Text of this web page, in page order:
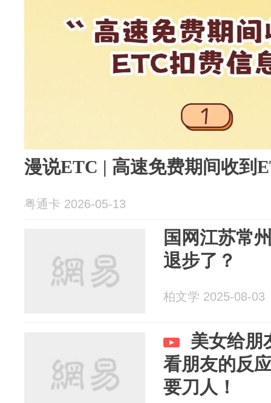
漫说ETC | 高速免费期间收到
粤通卡 2026-05-13
国网江苏常
退步了？
柏文学 2025-08-03
美女给朋
看朋友的反
要刀人！